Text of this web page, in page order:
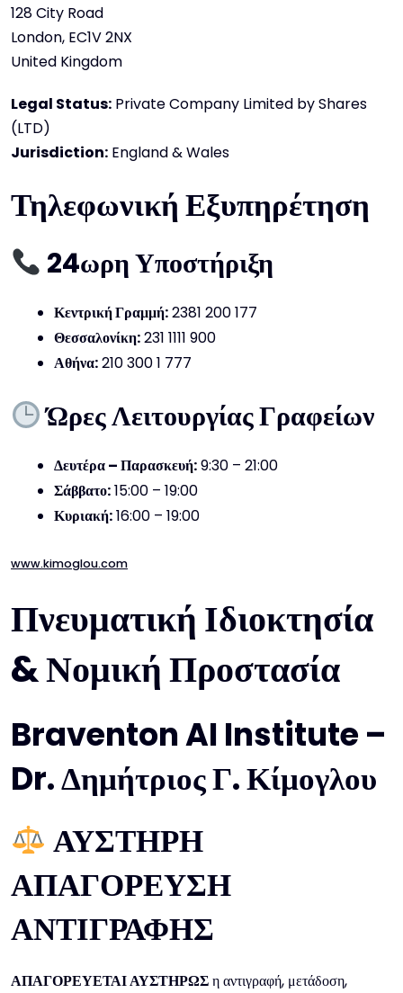
128 City Road
London, EC1V 2NX
United Kingdom
Legal Status: Private Company Limited by Shares
(LTD)
Jurisdiction: England & Wales
Τηλεφωνική Εξυπηρέτηση
24ωρη Υποστήριξη
Κεντρική Γραμμή:2381 200 177
Θεσσαλονίκη:231 1111 900
Αθήνα:210 300 1 777
Ώρες Λειτουργίας Γραφείων
Δευτέρα – Παρασκευή:9:30 – 21:00
Σάββατο:15:00 – 19:00
Κυριακή:16:00 – 19:00
www.kimoglou.com
Πνευματική Ιδιοκτησία
& Νομική Προστασία
Braventon AI Institute –
Dr. Δημήτριος Γ. Κίμογλου
ΑΥΣΤΗΡΗ
ΑΠΑΓΟΡΕΥΣΗ
ΑΝΤΙΓΡΑΦΗΣ
ΑΠΑΓΟΡΕΥΕΤΑΙ ΑΥΣΤΗΡΩΣη αντιγραφή, μετάδοση,